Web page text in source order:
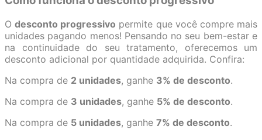
Odesconto progressivo permite que você compre mais
unidades pagando menos! Pensando no seu bem-estar e
na continuidade do seu tratamento, oferecemos um
desconto adicional por quantidade adquirida. Confira:
Na compra de 2 unidades, ganhe 3% de desconto.
Na compra de 3 unidades, ganhe 5% de desconto.
Na compra de 5 unidades, ganhe 7% de desconto.